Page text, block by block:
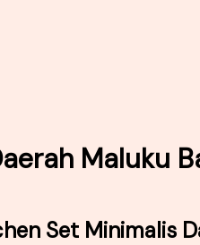
Maluku
Set Minimalis